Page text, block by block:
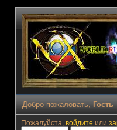
Добро пожаловать, Гость
Пожалуйста, войдите или